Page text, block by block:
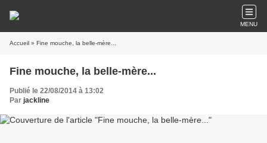
MENU
Accueil » Fine mouche, la belle-mère...
Fine mouche, la belle-mère...
Publié le 22/08/2014 à 13:02
Par jackline